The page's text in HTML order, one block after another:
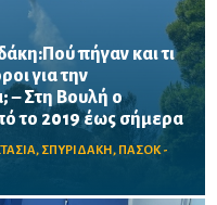
πήγαν και τι
για την
– Στη Βουλή ο
το 2019 έως σήμερα
, ΣΠΥΡΙΔΑΚΗ, ΠΑΣΟΚ -
απολογισμό των
το 2019, στοιχεία
«ΑΙΓΙΣ» και AntiNero,
για προσωπικό,